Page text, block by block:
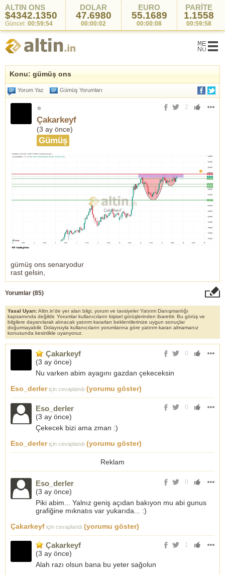
ALTIN ONS
$4342.1350
Güncel: 00:59:54
DOLAR
47.6980
00:00:02
EURO
55.1689
00:00:08
PARİTE
1.1558
00:59:58
Konu: gümüş ons
Yorum Yaz Gümüş Yorumları
⭐
Çakarkeyf
(3 ay önce)
Gümüş
2
gümüş ons senaryodur
rast gelsin,
Yorumlar (85)
Yasal Uyarı:Altin.in'de yer alan bilgi, yorum ve tavsiyeler Yatırım Danışmanlığı
kapsamında değildir. Yorumlar kullanıcıların kişisel görüşlerinden ibarettir. Bu görüş ve
bilgilere dayanılarak alınacak yatırım kararları beklentilerinize uygun sonuçlar
doğurmayabilir. Dolayısıyla kullanıcıların yorumlarına göre yatırım kararı almamanız
konusunda kesinlikle uyarıyoruz.
0
Çakarkeyf
(3 ay önce)
Nu varken abim ayagını gazdan çekeceksin
Eso_derleriçin cevaplandı (yorumu göster)
0
Eso_derler
(3 ay önce)
Çekecek bizi ama zman :)
Eso_derleriçin cevaplandı (yorumu göster)
Reklam
0
Eso_derler
(3 ay önce)
Piki abim... Yalnız geniş açıdan bakıyon mu abi gunus
grafiğine mıknatıs var yukarıda... :)
Çakarkeyf için cevaplandı (yorumu göster)
1
Çakarkeyf
(3 ay önce)
Alah razı olsun bana bu yeter sağolun